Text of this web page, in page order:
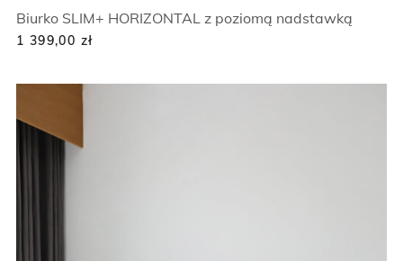
Biurko SLIM+ HORIZONTAL z poziomą nadstawką
1 399,00 zł